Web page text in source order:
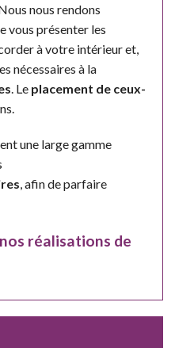
nous rendons
vous présenter les
à votre intérieur et,
nécessaires à la
. Le placement de ceux-
une large gamme
, afin de parfaire
réalisations de